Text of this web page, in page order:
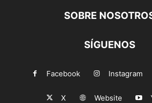
SOBRE
SÍGUENOS
Facebook Instagram
X Website